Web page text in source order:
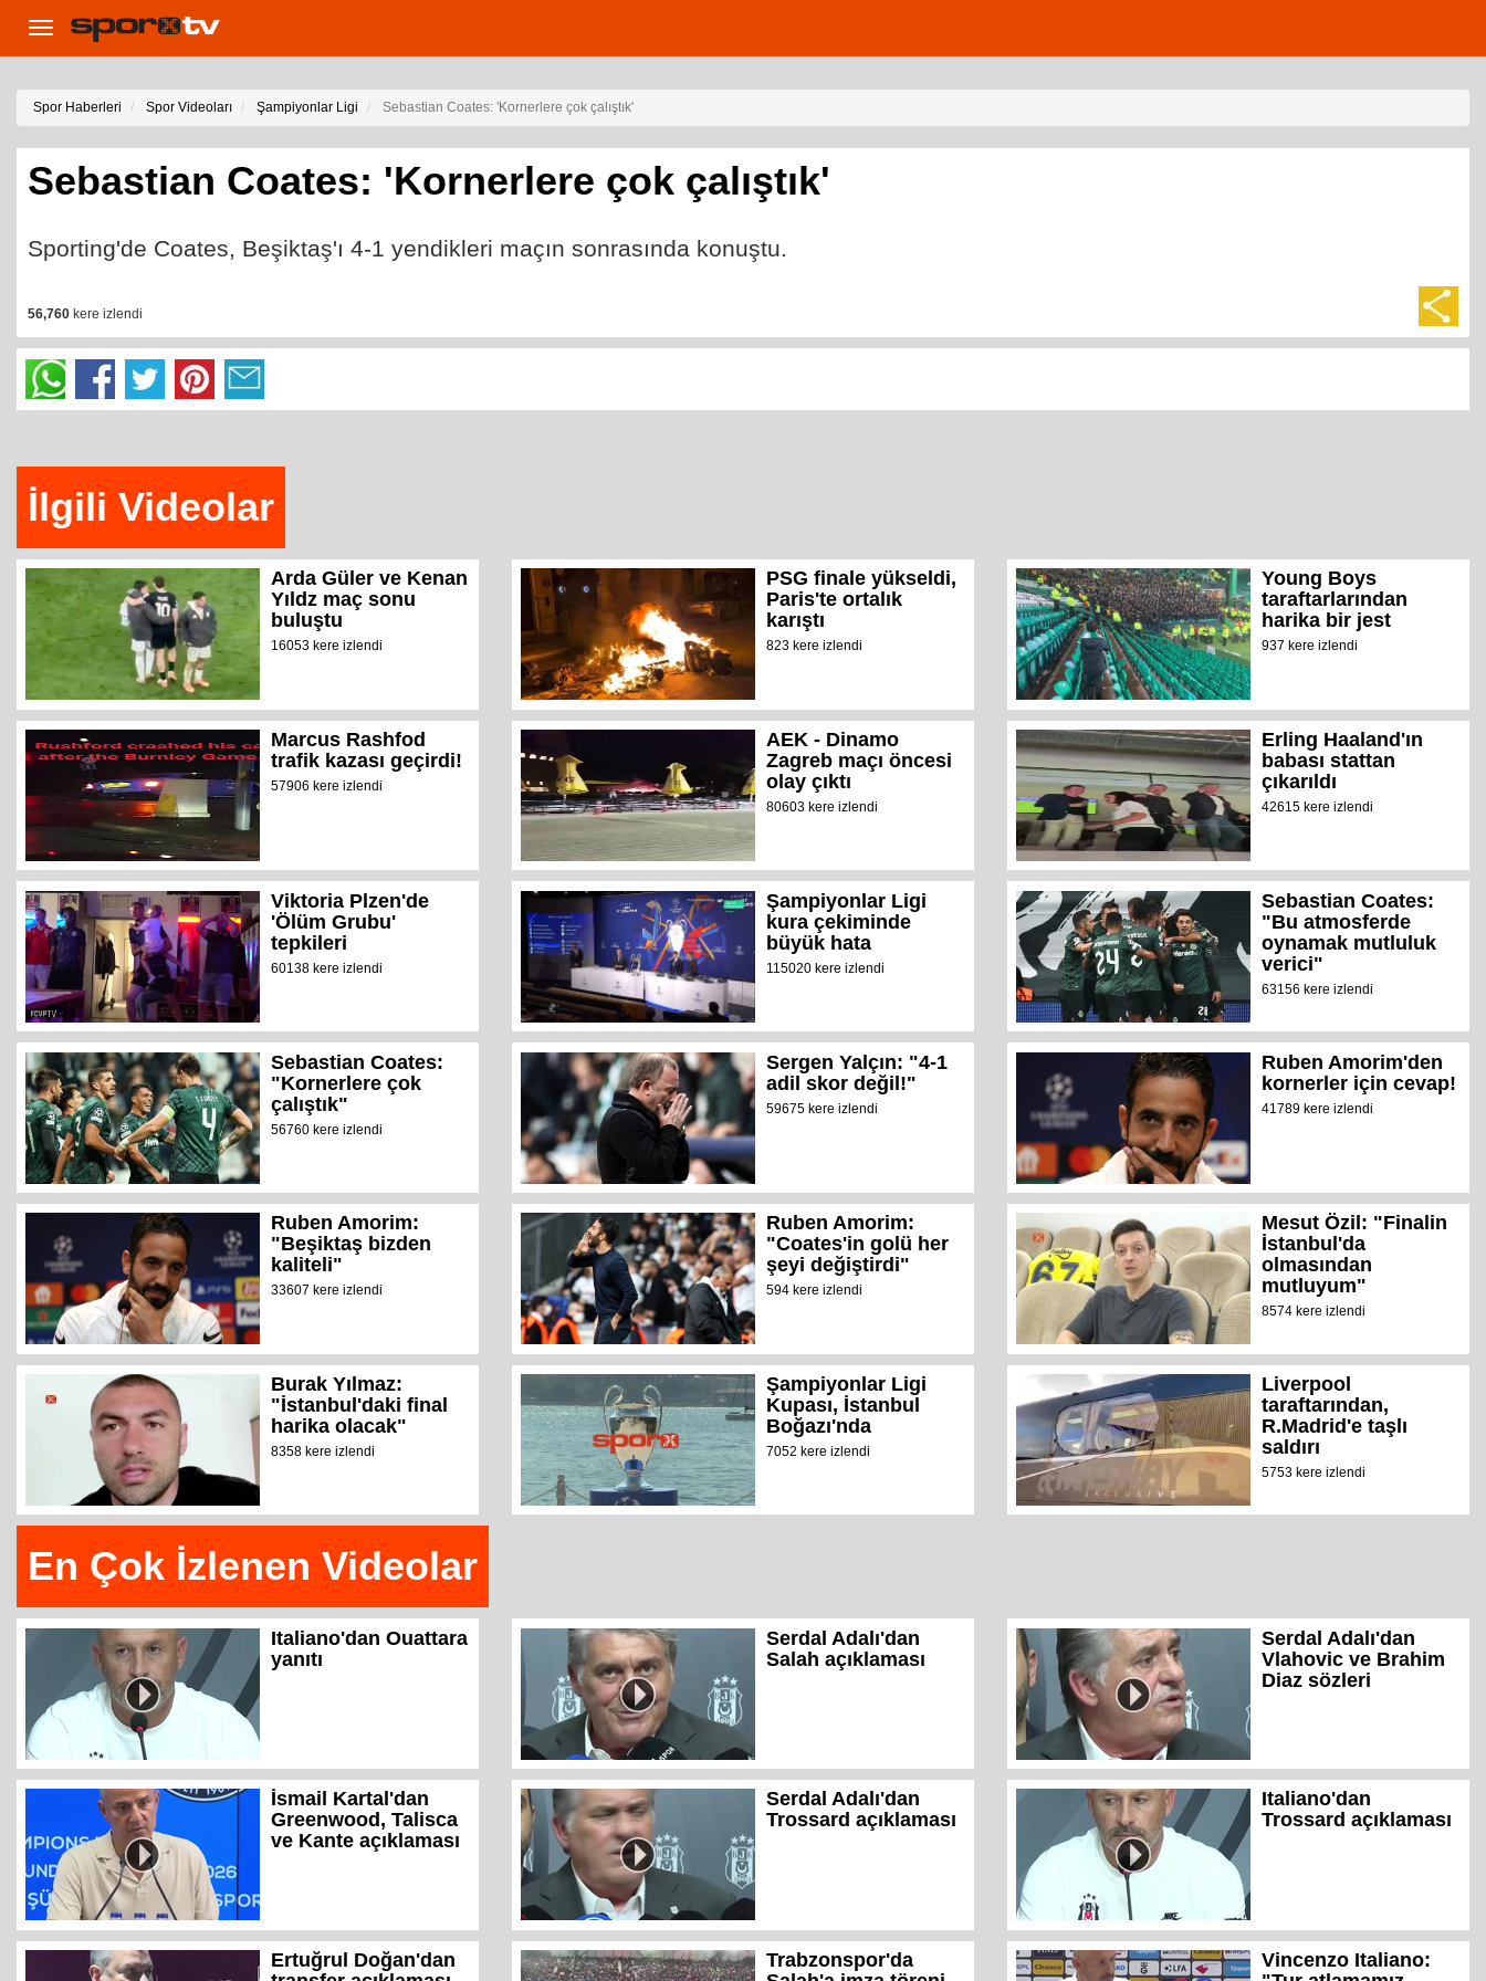
Toggle
navigation
Spor Haberleri Spor Videoları Şampiyonlar Ligi Sebastian Coates: 'Kornerlere çok çalıştık'
Sebastian Coates: 'Kornerlere çok çalıştık'
Sporting'de Coates, Beşiktaş'ı 4-1 yendikleri maçın sonrasında konuştu.
56,760 kere izlendi
İlgili Videolar
Arda Güler ve Kenan
Yıldz maç sonu
buluştu
16053 kere izlendi
PSG finale yükseldi,
Paris'te ortalık
karıştı
823 kere izlendi
Young Boys
taraftarlarından
harika bir jest
937 kere izlendi
Marcus Rashfod
trafik kazası geçirdi!
57906 kere izlendi
AEK - Dinamo
Zagreb maçı öncesi
olay çıktı
80603 kere izlendi
Erling Haaland'ın
babası stattan
çıkarıldı
42615 kere izlendi
Viktoria Plzen'de
'Ölüm Grubu'
tepkileri
60138 kere izlendi
Şampiyonlar Ligi
kura çekiminde
büyük hata
115020 kere izlendi
Sebastian Coates:
"Bu atmosferde
oynamak mutluluk
verici"
63156 kere izlendi
Sebastian Coates:
"Kornerlere çok
çalıştık"
56760 kere izlendi
Sergen Yalçın: "4-1
adil skor değil!"
59675 kere izlendi
Ruben Amorim'den
kornerler için cevap!
41789 kere izlendi
Ruben Amorim:
"Beşiktaş bizden
kaliteli"
33607 kere izlendi
Ruben Amorim:
"Coates'in golü her
şeyi değiştirdi"
594 kere izlendi
Mesut Özil: "Finalin
İstanbul'da
olmasından
mutluyum"
8574 kere izlendi
Burak Yılmaz:
"İstanbul'daki final
harika olacak"
8358 kere izlendi
Şampiyonlar Ligi
Kupası, İstanbul
Boğazı'nda
7052 kere izlendi
Liverpool
taraftarından,
R.Madrid'e taşlı
saldırı
5753 kere izlendi
En Çok İzlenen Videolar
Italiano'dan Ouattara
yanıtı
Serdal Adalı'dan
Salah açıklaması
Serdal Adalı'dan
Vlahovic ve Brahim
Diaz sözleri
İsmail Kartal'dan
Greenwood, Talisca
ve Kante açıklaması
Serdal Adalı'dan
Trossard açıklaması
Italiano'dan
Trossard açıklaması
Ertuğrul Doğan'dan
Trabzonspor'da
Vincenzo Italiano: